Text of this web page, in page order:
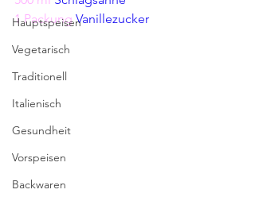
Hauptspeisen
Vegetarisch
Traditionell
Italienisch
Gesundheit
Vorspeisen
Backwaren
1 Packung Vanillezucker